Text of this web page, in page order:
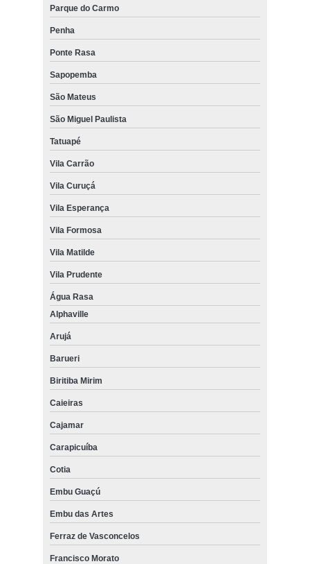
Parque do Carmo
Penha
Ponte Rasa
Sapopemba
São Mateus
São Miguel Paulista
Tatuapé
Vila Carrão
Vila Curuçá
Vila Esperança
Vila Formosa
Vila Matilde
Vila Prudente
Água Rasa
Alphaville
Arujá
Barueri
Biritiba Mirim
Caieiras
Cajamar
Carapicuíba
Cotia
Embu Guaçú
Embu das Artes
Ferraz de Vasconcelos
Francisco Morato